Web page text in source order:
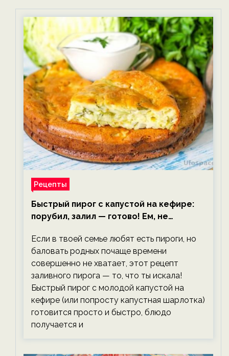
Рецепты
Быстрый пирог с капустой на кефире:
порубил, залил — готово! Ем, не
Если в твоей семье любят есть пироги, но
баловать родных почаще времени
совершенно не хватает, этот рецепт
заливного пирога — то, что ты искала!
Быстрый пирог с молодой капустой на
кефире (или попросту капустная шарлотка)
готовится просто и быстро, блюдо
получается и